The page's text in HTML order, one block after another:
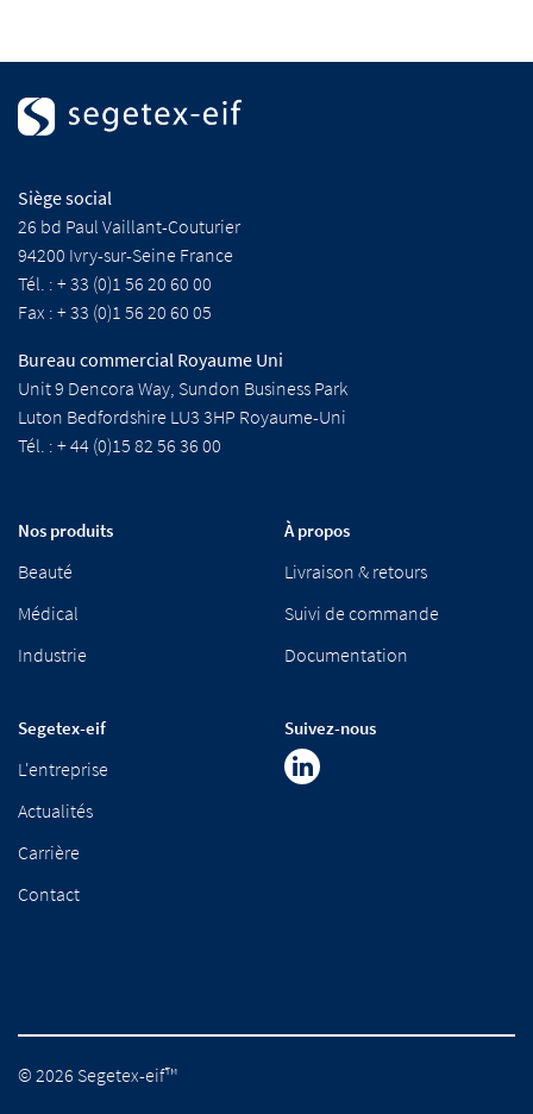
Siège social
26 bd Paul Vaillant-Couturier
94200 Ivry-sur-Seine France
Tél. : + 33 (0)1 56 20 60 00
Fax : + 33 (0)1 56 20 60 05
Bureau commercial Royaume Uni
Unit 9 Dencora Way, Sundon Business Park
Luton Bedfordshire LU3 3HP Royaume-Uni
Tél. : + 44 (0)15 82 56 36 00
Nos produits
Beauté
Médical
Industrie
À propos
Livraison & retours
Suivi de commande
Documentation
Segetex-eif
L'entreprise
Actualités
Carrière
Contact
Suivez-nous
© 2026 Segetex-eif™